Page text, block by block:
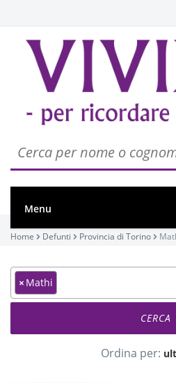
Menu
Home Defunti Provincia di Torino
× Mathi
Ordina per: